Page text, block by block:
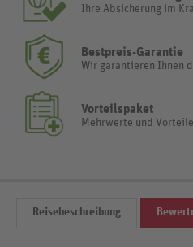
Ihre Absicherung im
Bestpreis-Garantie
Wir garantieren Ihnen
Vorteilspaket
Mehrwerte und
Reisebeschreibung